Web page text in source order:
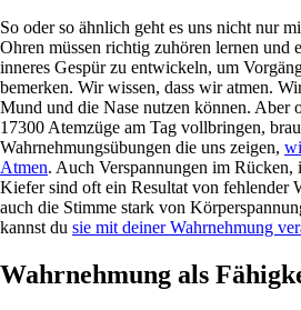
So oder so ähnlich geht es uns nicht nur
Ohren müssen richtig zuhören lernen und
inneres Gespür zu entwickeln, um
bemerken. Wir wissen, dass wir atmen.
Mund und die Nase nutzen können. Aber
17300 Atemzüge am Tag vollbringen,
Wahrnehmungsübungen die uns zeigen,
Atmen. Auch Verspannungen im Rücken,
Kiefer sind oft ein Resultat von fehlender
auch die Stimme stark von
kannst du sie mit deiner Wahrnehmung
Wahrnehmung als